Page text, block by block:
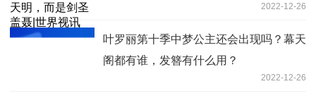
2022-12-26
叶罗丽第十季中梦公主还会出现吗？幕天
阁都有谁，发簪有什么用？
2022-12-26